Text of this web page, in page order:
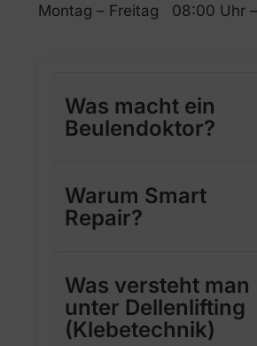
Montag – Freitag 08:00 Uhr
Was macht ein
Beulendoktor?
Warum Smart
Repair?
Was versteht man
unter Dellenlifting
(Klebetechnik)